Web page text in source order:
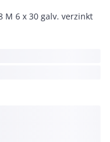
M 6 x 30 galv. verzinkt